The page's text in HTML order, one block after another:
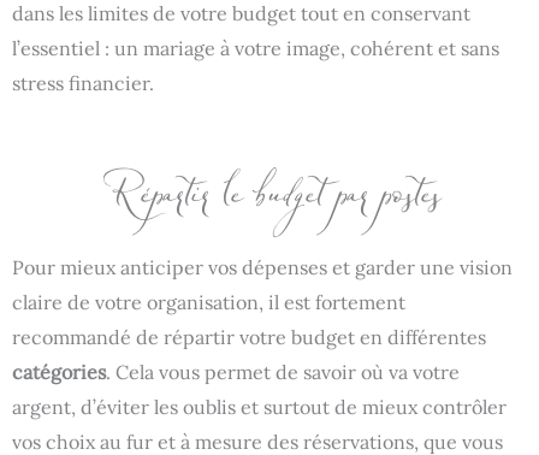
dans les limites de votre budget tout en conservant
l’essentiel : un mariage à votre image, cohérent et sans
stress financier.
Répartir le budget par postes
Pour mieux anticiper vos dépenses et garder une vision
claire de votre organisation, il est fortement
recommandé de répartir votre budget en différentes
catégories. Cela vous permet de savoir où va votre
argent, d’éviter les oublis et surtout de mieux contrôler
vos choix au fur et à mesure des réservations, que vous